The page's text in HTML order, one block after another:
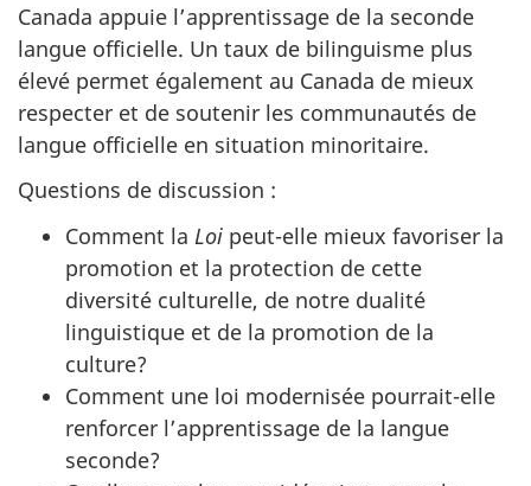
Canada appuie l’apprentissage de la seconde
langue officielle. Un taux de bilinguisme plus
élevé permet également au Canada de mieux
respecter et de soutenir les communautés de
langue officielle en situation minoritaire.
Questions de discussion :
Comment la Loi peut-elle mieux favoriser la
promotion et la protection de cette
diversité culturelle, de notre dualité
linguistique et de la promotion de la
culture?
Comment une loi modernisée pourrait-elle
renforcer l’apprentissage de la langue
seconde?